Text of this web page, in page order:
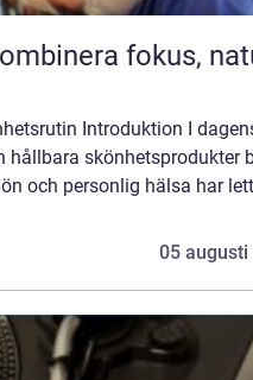
fokus,
Introduktion I
hållbara skönhetsprodukter
och personlig hälsa har
05 augusti